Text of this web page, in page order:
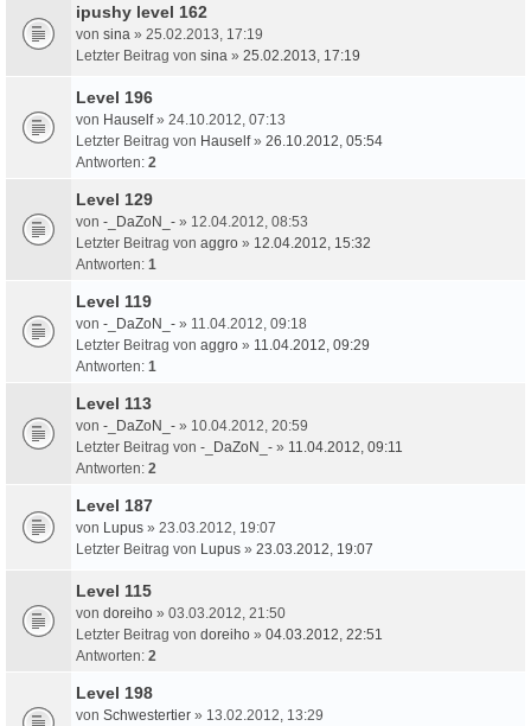
ipushy level 162
von sina » 25.02.2013, 17:19
Letzter Beitrag von sina » 25.02.2013, 17:19
Level 196
von Hauself» 24.10.2012, 07:13
Letzter Beitrag von Hauself» 26.10.2012, 05:54
Antworten: 2
Level 129
von -_DaZoN_- » 12.04.2012, 08:53
Letzter Beitrag von aggro » 12.04.2012, 15:32
Antworten: 1
Level 119
von -_DaZoN_- » 11.04.2012, 09:18
Letzter Beitrag von aggro » 11.04.2012, 09:29
Antworten: 1
Level 113
von -_DaZoN_- » 10.04.2012, 20:59
Letzter Beitrag von -_DaZoN_- » 11.04.2012, 09:11
Antworten: 2
Level 187
von Lupus » 23.03.2012, 19:07
Letzter Beitrag von Lupus » 23.03.2012, 19:07
Level 115
von doreiho » 03.03.2012, 21:50
Letzter Beitrag von doreiho » 04.03.2012, 22:51
Antworten: 2
Level 198
von Schwestertier » 13.02.2012, 13:29